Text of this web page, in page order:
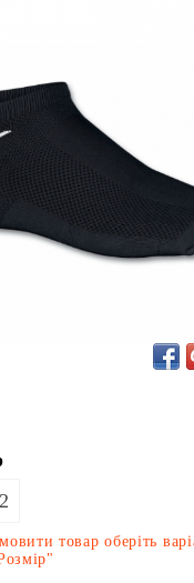
товар оберіть